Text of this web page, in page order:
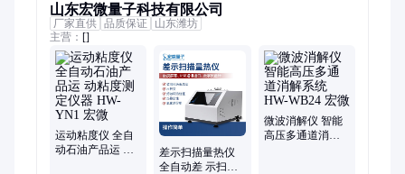
山东宏微量子科技有限公司
厂家直供 品质保证
山东潍坊
主营： []
运动粘度仪 全自
动石油产品运 动
差示扫描量热仪
全自动差 示扫描
微波消解仪 智能
高压多通道消解